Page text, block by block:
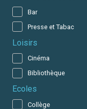
Bar
Presse et Tabac
Loisirs
Cinéma
Bibliothèque
Ecoles
Collège